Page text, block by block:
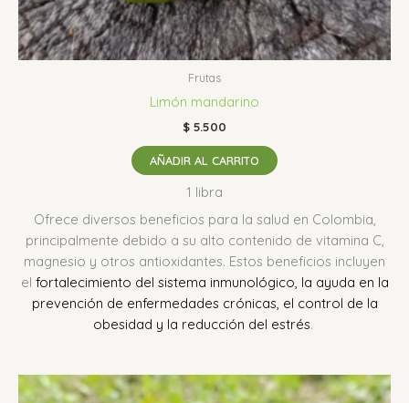
Frutas
Limón mandarino
$ 5.500
AÑADIR AL CARRITO
1 libra
Ofrece diversos beneficios para la salud en Colombia,
principalmente debido a su alto contenido de vitamina C,
magnesio y otros antioxidantes. Estos beneficios incluyen
el fortalecimiento del sistema inmunológico, la ayuda en la
prevención de enfermedades crónicas, el control de la
obesidad y la reducción del estrés.